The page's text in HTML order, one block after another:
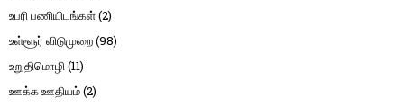
உபரி பணியிடங்கள்(2)
உள்ளூர் விடுமுறை(98)
உறுதிமொழி(11)
ஊக்க ஊதியம்(2)